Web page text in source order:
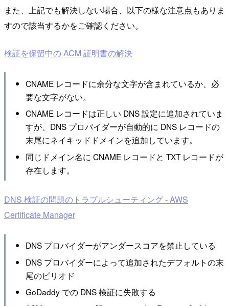
また、上記でも解決しない場合、以下の様な注意点もありま
すので該当するかをご確認ください。
検証を保留中の ACM 証明書の解決
CNAME レコードに余分な文字が含まれているか、必
要な文字がない。
CNAME レコードは正しい DNS 設定に追加されていま
すが、DNS プロバイダーが自動的に DNS レコードの
末尾にネイキッドドメインを追加しています。
同じドメイン名に CNAME レコードと TXT レコードが
存在します。
DNS 検証の問題のトラブルシューティング - AWS
Certificate Manager
DNS プロバイダーがアンダースコアを禁止している
DNS プロバイダーによって追加されたデフォルトの末
尾のピリオド
GoDaddy での DNS 検証に失敗する